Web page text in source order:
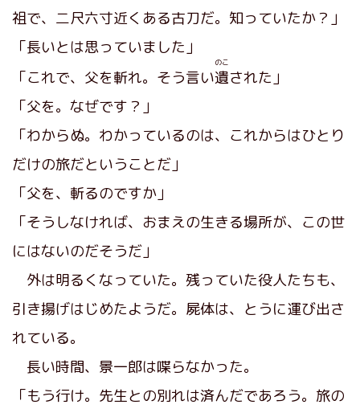
祖で、二尺六寸近くある古刀だ。知っていたか？」
「長いとは思っていました」
「これで、父を斬れ。そう言い遺
のこ
された」
「父を。なぜです？」
「わからぬ。わかっているのは、これからはひとり
だけの旅だということだ」
「父を、斬るのですか」
「そうしなければ、おまえの生きる場所が、この世
にはないのだそうだ」
外は明るくなっていた。残っていた役人たちも、
引き揚げはじめたようだ。屍体は、とうに運び出さ
れている。
長い時間、景一郎は喋らなかった。
「もう行け。先生との別れは済んだであろう。旅の